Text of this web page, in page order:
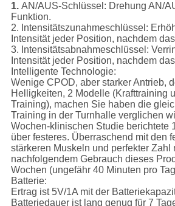
1. AN/AUS-Schlüssel: Drehung AN/
Funktion.
2. Intensitätszunahmeschlüssel:
Intensität jeder Position, nachdem
3. Intensitätsabnahmeschlüssel:
Intensität jeder Position, nachdem
Intelligente Technologie:
Wenige CPOD, aber starker Antrieb,
Helligkeiten, 2 Modelle (Krafttraining
Training), machen Sie haben die
Training in der Turnhalle verglichen
Wochen-klinischen Studie berichtete
über festeres. Überraschend mit den
stärkeren Muskeln und perfekter Zahl
nachfolgendem Gebrauch dieses
Wochen (ungefähr 40 Minuten pro
Batterie:
Ertrag ist 5V/1A mit der
Batteriedauer ist lang genug für 7